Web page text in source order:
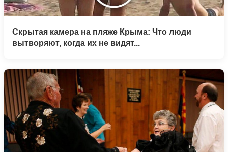
Скрытая камера на пляже Крыма: Что люди
вытворяют, когда их не видят...